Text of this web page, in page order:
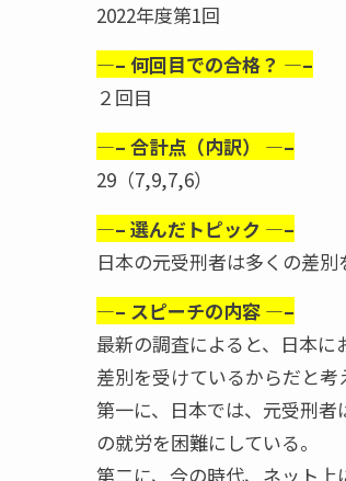
2022年度第1回
—– 何回目での合格？ —–
２回目
—– 合計点（内訳） —–
29（7,9,7,6）
—– 選んだトピック —–
日本の元受刑者は多くの差別
—– スピーチの内容 —–
最新の調査によると、日本
差別を受けているからだと考
第一に、日本では、元受刑
の就労を困難にしている。
第二に、今の時代、ネット